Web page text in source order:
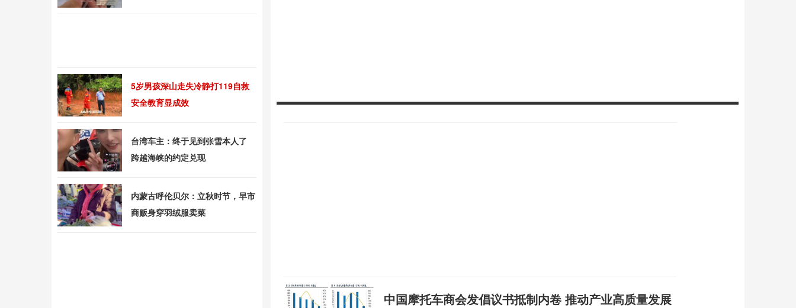
中国摩托车商会发倡议书抵制内卷 推动产业高质量发展
5岁男孩深山走失冷静打119自救
安全教育显成效
台湾车主：终于见到张雪本人了
跨越海峡的约定兑现
内蒙古呼伦贝尔：立秋时节，早市
商贩身穿羽绒服卖菜